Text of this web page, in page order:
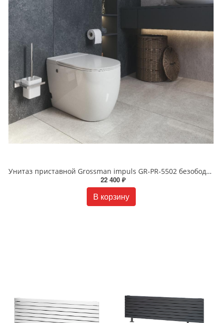
Унитаз приставной Grossman impuls GR-PR-5502 безободковый белый
22 400 ₽
В корзину